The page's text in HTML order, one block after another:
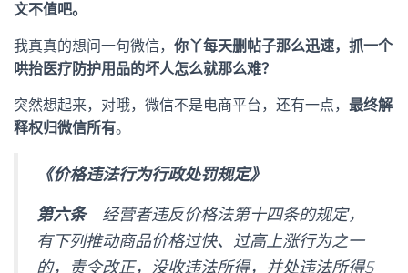
文不值吧。
我真真的想问一句微信， 你丫每天删帖子那么迅速，抓一个
哄抬医疗防护用品的坏人怎么就那么难？
突然想起来，对哦，微信不是电商平台，还有一点， 最终解
释权归微信所有。
《价格违法行为行政处罚规定》
第六条经营者违反价格法第十四条的规定，
有下列推动商品价格过快、过高上涨行为之一
的，责令改正，没收违法所得，并处违法所得5